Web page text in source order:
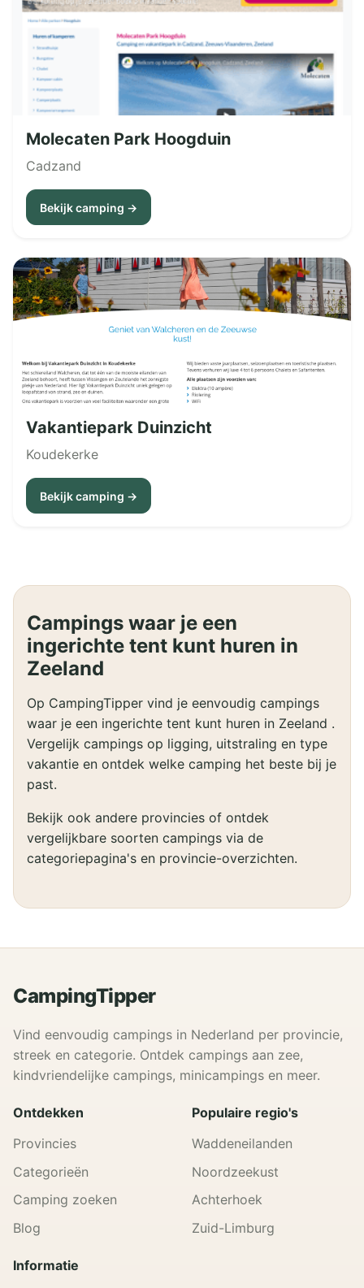
Molecaten Park Hoogduin
Cadzand
Bekijk camping →
Vakantiepark Duinzicht
Koudekerke
Bekijk camping →
Campings waar je een
ingerichte tent kunt huren in
Zeeland
Op CampingTipper vind je eenvoudig campings
waar je een ingerichte tent kunt huren in Zeeland .
Vergelijk campings op ligging, uitstraling en type
vakantie en ontdek welke camping het beste bij je
past.
Bekijk ook andere provincies of ontdek
vergelijkbare soorten campings via de
categoriepagina's en provincie-overzichten.
CampingTipper
Vind eenvoudig campings in Nederland per provincie,
streek en categorie. Ontdek campings aan zee,
kindvriendelijke campings, minicampings en meer.
Ontdekken
Provincies
Categorieën
Camping zoeken
Blog
Populaire regio's
Waddeneilanden
Noordzeekust
Achterhoek
Zuid-Limburg
Informatie